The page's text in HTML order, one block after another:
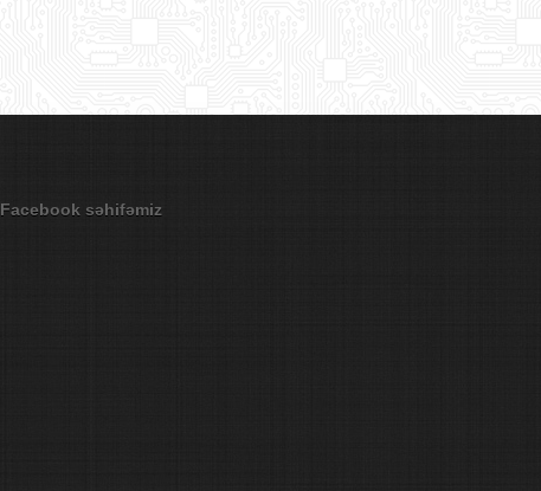
Facebook səhifəmiz